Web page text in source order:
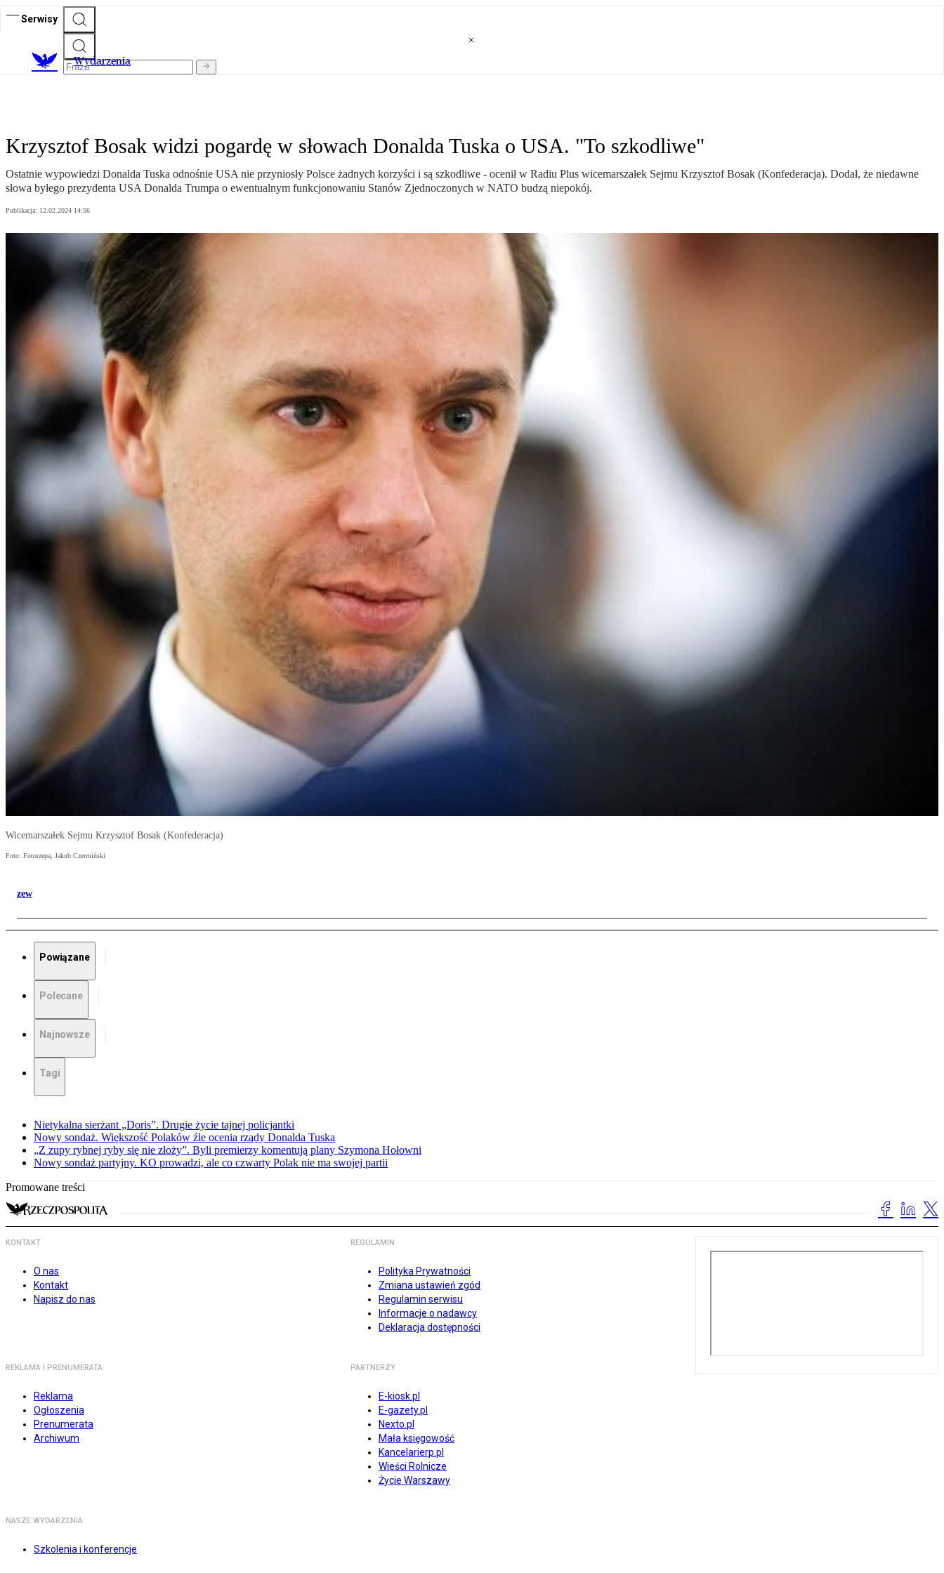
Serwisy
Wydarzenia
Krzysztof Bosak widzi pogardę w słowach Donalda Tuska o USA. "To szkodliwe"
Ostatnie wypowiedzi Donalda Tuska odnośnie USA nie przyniosły Polsce żadnych korzyści i są szkodliwe - ocenił w Radiu Plus wicemarszałek Sejmu Krzysztof Bosak (Konfederacja). Dodał, że niedawne
słowa byłego prezydenta USA Donalda Trumpa o ewentualnym funkcjonowaniu Stanów Zjednoczonych w NATO budzą niepokój.
Publikacja: 12.02.2024 14:56
Wicemarszałek Sejmu Krzysztof Bosak (Konfederacja)
Foto: Fotorzepa, Jakub Czermiński
zew
Powiązane
Polecane
Najnowsze
Tagi
Nietykalna sierżant „Doris”. Drugie życie tajnej policjantki
Nowy sondaż. Większość Polaków źle ocenia rządy Donalda Tuska
„Z zupy rybnej ryby się nie złoży”. Byli premierzy komentują plany Szymona Hołowni
Nowy sondaż partyjny. KO prowadzi, ale co czwarty Polak nie ma swojej partii
Promowane treści
KONTAKT
O nas
Kontakt
Napisz do nas
REGULAMIN
Polityka Prywatności
Zmiana ustawień zgód
Regulamin serwisu
Informacje o nadawcy
Deklaracja dostępności
REKLAMA I PRENUMERATA
Reklama
Ogłoszenia
Prenumerata
Archiwum
PARTNERZY
E-kiosk.pl
E-gazety.pl
Nexto.pl
Mała księgowość
Kancelarierp.pl
Wieści Rolnicze
Życie Warszawy
NASZE WYDARZENIA
Szkolenia i konferencje